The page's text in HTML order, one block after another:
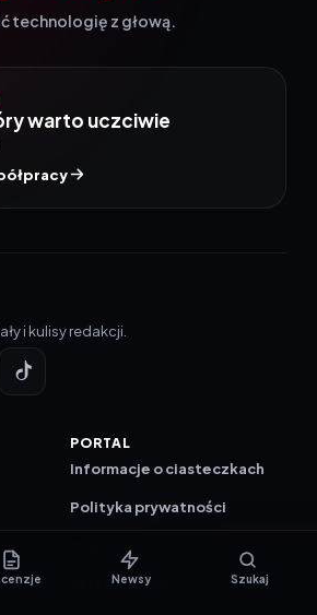
technologię z głową.
warto uczciwie
i kulisy redakcji.
PORTAL
Informacje o ciasteczkach
Polityka prywatności
Skład redakcji
Newsy Szukaj